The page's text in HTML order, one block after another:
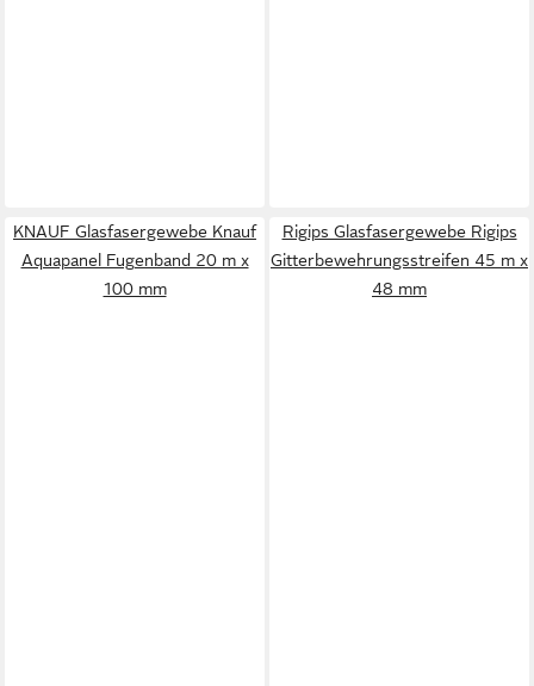
KNAUF Glasfasergewebe Knauf
Aquapanel Fugenband 20 m x
100 mm
Rigips Glasfasergewebe Rigips
Gitterbewehrungsstreifen 45 m x
48 mm